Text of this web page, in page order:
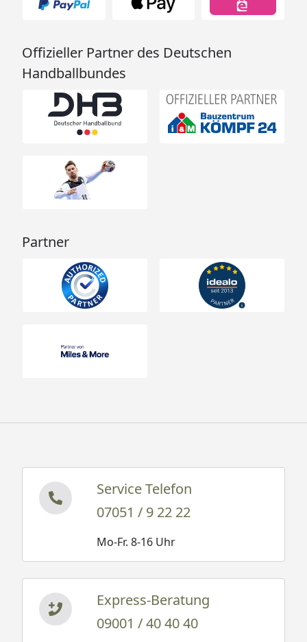
Offizieller Partner des Deutschen
Handballbundes
Partner
Service Telefon
07051 / 9 22 22
Mo-Fr. 8-16 Uhr
Express-Beratung
09001 / 40 40 40